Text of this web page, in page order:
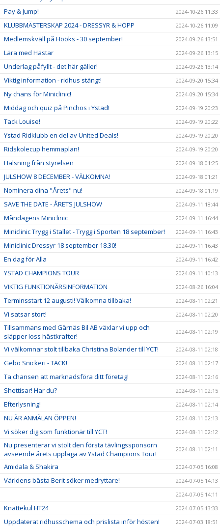
Pay & Jump! 2024-10-26 11:33
KLUBBMÄSTERSKAP 2024 - DRESSYR & HOPP 2024-10-26 11:09
Medlemskväll på Hööks - 30 september! 2024-09-26 13:51
Lära med Hästar 2024-09-26 13:15
Underlag påfyllt - det här gäller! 2024-09-26 13:14
Viktig information - ridhus stängt! 2024-09-20 15:34
Ny chans för Miniclinic! 2024-09-20 15:34
Middag och quiz på Pinchos i Ystad! 2024-09-19 20:23
Tack Louise! 2024-09-19 20:22
Ystad Ridklubb en del av United Deals! 2024-09-19 20:20
Ridskolecup hemmaplan! 2024-09-19 20:20
Hälsning från styrelsen 2024-09-18 01:25
JULSHOW 8 DECEMBER - VÄLKOMNA! 2024-09-18 01:21
Nominera dina "Årets" nu! 2024-09-18 01:19
SAVE THE DATE - ÅRETS JULSHOW 2024-09-11 18:44
Måndagens Miniclinic 2024-09-11 16:44
Miniclinic Trygg i Stallet - Trygg i Sporten 18 september! 2024-09-11 16:43
Miniclinic Dressyr 18 september 18.30! 2024-09-11 16:43
En dag för Alla 2024-09-11 16:42
YSTAD CHAMPIONS TOUR 2024-09-11 10:13
VIKTIG FUNKTIONÄRSINFORMATION 2024-08-26 16:04
Terminsstart 12 augusti! Välkomna tillbaka! 2024-08-11 02:21
Vi satsar stort! 2024-08-11 02:20
Tillsammans med Gärnäs Bil AB växlar vi upp och
släpper loss hästkrafter!
2024-08-11 02:19
Vi välkomnar stolt tillbaka Christina Bolander till YCT! 2024-08-11 02:18
Gebo Snickeri - TACK! 2024-08-11 02:17
Ta chansen att marknadsföra ditt företag! 2024-08-11 02:16
Shettisar! Har du? 2024-08-11 02:15
Efterlysning! 2024-08-11 02:14
NU ÄR ANMÄLAN ÖPPEN! 2024-08-11 02:13
Vi söker dig som funktionär till YCT! 2024-08-11 02:12
Nu presenterar vi stolt den första tävlingssponsorn
avseende årets upplaga av Ystad Champions Tour!
2024-08-11 02:11
Amidala & Shakira 2024-07-05 16:08
Världens bästa Berit söker medryttare!
2024-07-05 14:13
2024-07-05 14:11
Knattekul HT24 2024-07-05 13:33
Uppdaterat ridhusschema och prislista inför hösten! 2024-07-03 18:51